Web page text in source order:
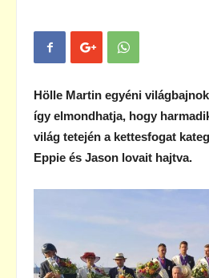
Hölle Martin egyéni
így elmondhatja, hogy
világ tetején a kettesfogat
Eppie és Jason lovait hajtva.